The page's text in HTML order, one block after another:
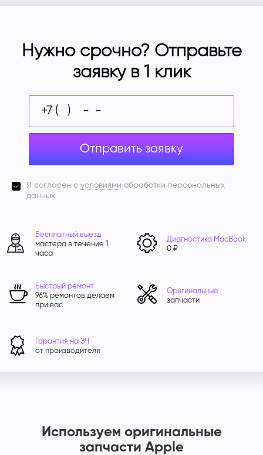
Нужно срочно? Отправьте
заявку в 1 клик
Отправить заявку
Я согласен с условиями обработки персональных
данных
Бесплатный выезд
мастера в течение 1
часа
Диагностика MacBook
0 ₽
Быстрый ремонт
96% ремонтов делаем
при вас
Оригинальные
запчасти
Гарантия на ЗЧ
от производителя
Используем оригинальные
запчасти Apple